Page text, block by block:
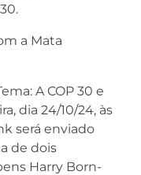
a Mata
A COP 30 e
dia 24/10/24, às
será enviado
de dois
Harry Born-